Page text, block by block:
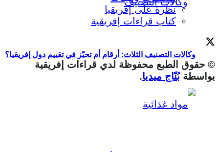
وكالات التصنيف الثلاث: أرقام أم تحيّز في تقييم دول إفريقيا؟
نظرة على إفريقيا
كتاب قراءات إفريقية
© حقوق الطبع محفوظة لدي قراءات إفريقية
بواسطةبُنّاج ميديا.